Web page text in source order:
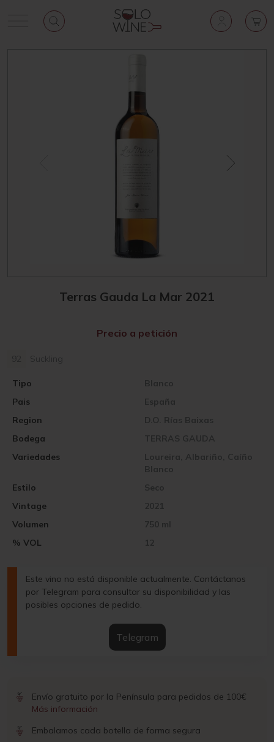
Terras Gauda La Mar 2021
Suckling
Pais España
Vintage 2021
Region D.O. Rías Baixas
Volumen 750 ml
Bodega TERRAS GAUDA
% VOL 12
Variedades
Loureira, Albariño, Caíño
Blanco
Estilo
Seco
Tipo Blanco
Precio a petición
Este vino no está disponible actualmente. Contáctanos
por Telegram para consultar su disponibilidad y las
posibles opciones de pedido.
Telegram
Envío gratuito por la Península para pedidos de 100€
Más información
Embalamos cada botella de forma segura